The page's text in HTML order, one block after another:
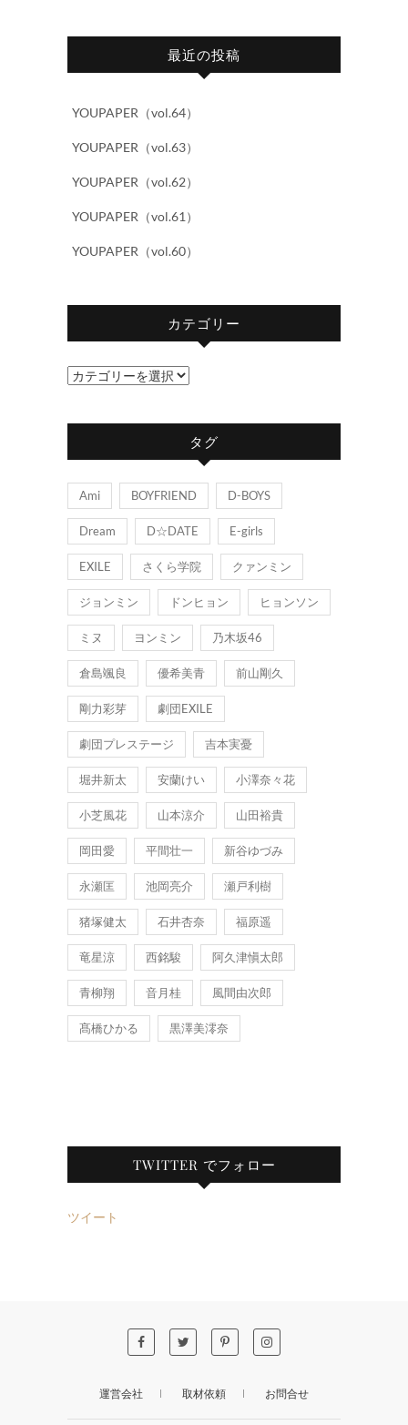
最近の投稿
YOUPAPER（vol.64）
YOUPAPER（vol.63）
YOUPAPER（vol.62）
YOUPAPER（vol.61）
YOUPAPER（vol.60）
カテゴリー
カ
ゴ
タグ
Ami BOYFRIEND D-BOYS
Dream D☆DATE E-girls
EXILE さくら学院 クァンミン
ジョンミン ドンヒョン ヒョンソン
ミヌ ヨンミン 乃木坂46
倉島颯良 優希美青 前山剛久
剛力彩芽 劇団EXILE
劇団プレステージ 吉本実憂
堀井新太 安蘭けい 小澤奈々花
小芝風花 山本涼介 山田裕貴
岡田愛 平間壮一 新谷ゆづみ
永瀬匡 池岡亮介 瀬戸利樹
猪塚健太 石井杏奈 福原遥
竜星涼 西銘駿 阿久津愼太郎
青柳翔 音月桂 風間由次郎
髙橋ひかる 黒澤美澪奈
TWITTER でフォロー
ツイート
運営会社 取材依頼 お問合せ